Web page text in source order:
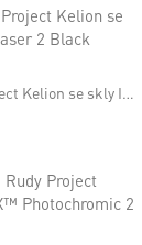
+7
Fotochromatické brýle Rudy Project Kelion se skly ImpactX™ Photochromic Laser 2 Black